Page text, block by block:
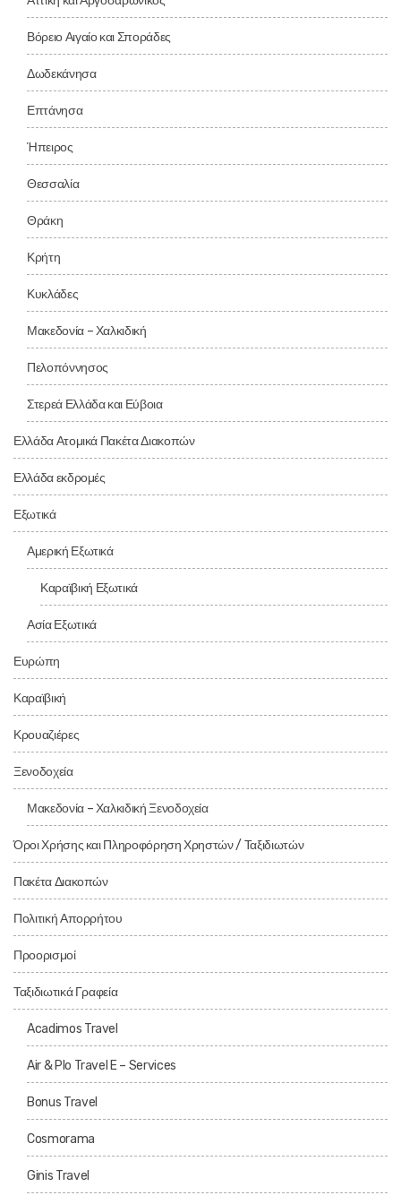
Βόρειο Αιγαίο και Σποράδες
Δωδεκάνησα
Επτάνησα
Ήπειρος
Θεσσαλία
Θράκη
Κρήτη
Κυκλάδες
Μακεδονία – Χαλκιδική
Πελοπόννησος
Στερεά Ελλάδα και Εύβοια
Ελλάδα Ατομικά Πακέτα Διακοπών
Ελλάδα εκδρομές
Εξωτικά
Αμερική Εξωτικά
Καραϊβική Εξωτικά
Ασία Εξωτικά
Ευρώπη
Καραϊβική
Κρουαζιέρες
Ξενοδοχεία
Μακεδονία – Χαλκιδική Ξενοδοχεία
Όροι Χρήσης και Πληροφόρηση Χρηστών / Ταξιδιωτών
Πακέτα Διακοπών
Πολιτική Απορρήτου
Προορισμοί
Ταξιδιωτικά Γραφεία
Acadimos Travel
Air & Plo Travel E – Services
Bonus Travel
Cosmorama
Ginis Travel